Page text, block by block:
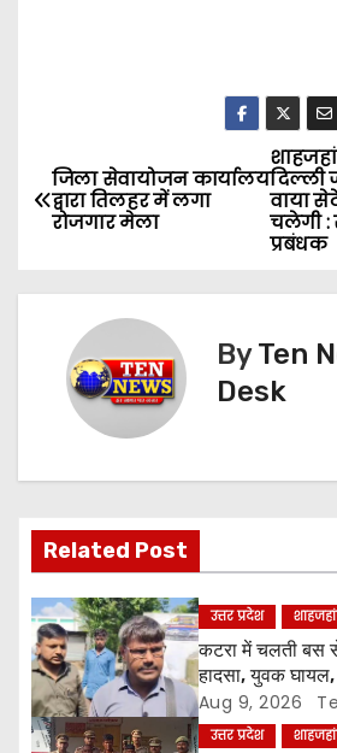
P
o
v
i
g
a
t
i
दिल्ली
वाया
चलेगी :
प्रबंधक
जिला सेवायोजन कार्यालय
द्वारा तिलहर में लगा
रोजगार मेला
ByTen
Desk
Related Post
उत्तर प्रदेश
कटरा में चलती बस
हादसा, युवक
परिचालक को
Aug 9, 2026
उत्तर प्रदेश